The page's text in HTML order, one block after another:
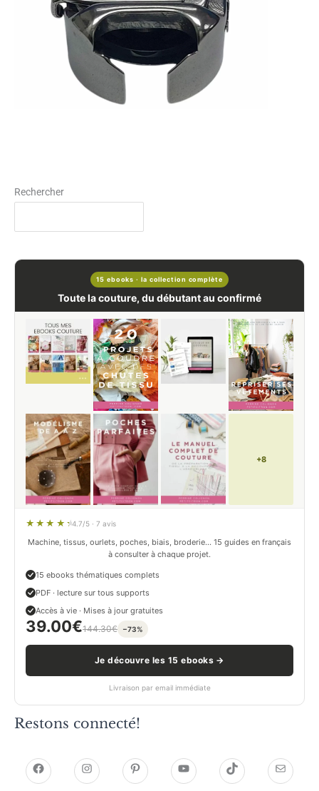
Rechercher
15 ebooks · la collection complète
Toute la couture, du débutant au confirmé
+8
4.7/5 · 7 avis
Machine, tissus, ourlets, poches, biais, broderie… 15 guides en français
à consulter à chaque projet.
15 ebooks thématiques complets
PDF · lecture sur tous supports
Accès à vie · Mises à jour gratuites
39.00€144.30€ −73%
Je découvre les 15 ebooks →
Livraison par email immédiate
Restons connecté!
h
h
P
Y
T
E